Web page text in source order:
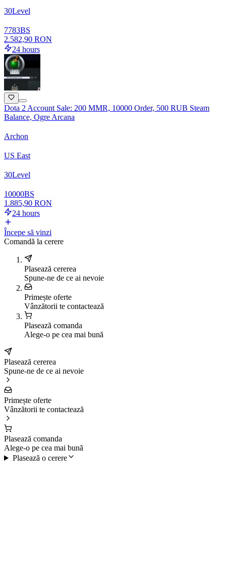
30Level
7783BS
2.582,90 RON
24 hours
Dota 2 Account Sale: 200 MMR, 10000 Order, 500 RUB Steam
Balance, Ogre Arcana
Archon
US East
30Level
10000BS
1.885,90 RON
24 hours
Începe să vinzi
Comandă la cerere
Plasează cererea
Spune-ne de ce ai nevoie
Primește oferte
Vânzătorii te contactează
Plasează comanda
Alege-o pe cea mai bună
Plasează cererea
Spune-ne de ce ai nevoie
Primește oferte
Vânzătorii te contactează
Plasează comanda
Alege-o pe cea mai bună
Plasează o cerere